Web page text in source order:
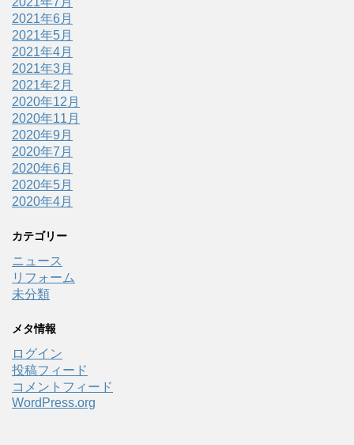
2021年6月
2021年5月
2021年4月
2021年3月
2021年2月
2020年12月
2020年11月
2020年9月
2020年7月
2020年6月
2020年5月
2020年4月
カテゴリー
ニュース
リフォーム
未分類
メタ情報
ログイン
投稿フィード
コメントフィード
WordPress.org